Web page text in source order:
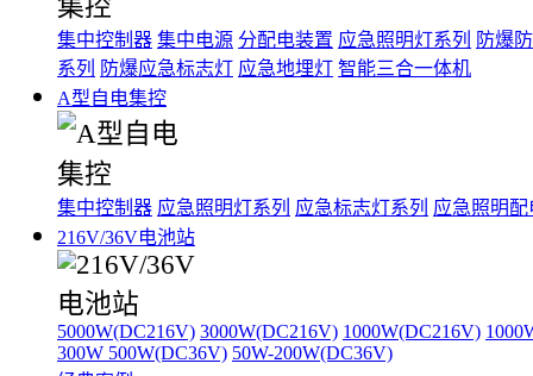
集中控制器 集中电源 分配电装置 应急照明灯系列
防爆
系列
防爆应急标志灯 应急地埋灯 智能三合一体机
A型自电集控
集中控制器 应急照明灯系列 应急标志灯系列 应急照明配
216V/36V电池站
5000W(DC216V) 3000W(DC216V) 1000W(DC216V)
300W 500W(DC36V) 50W-200W(DC36V)